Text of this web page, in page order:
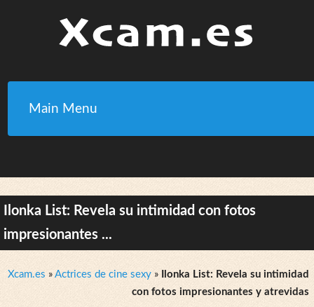
Main Menu
Ilonka List: Revela su intimidad con fotos
impresionantes ...
Xcam.es » Actrices de cine sexy »
Ilonka List: Revela su intimidad
con fotos impresionantes y atrevidas